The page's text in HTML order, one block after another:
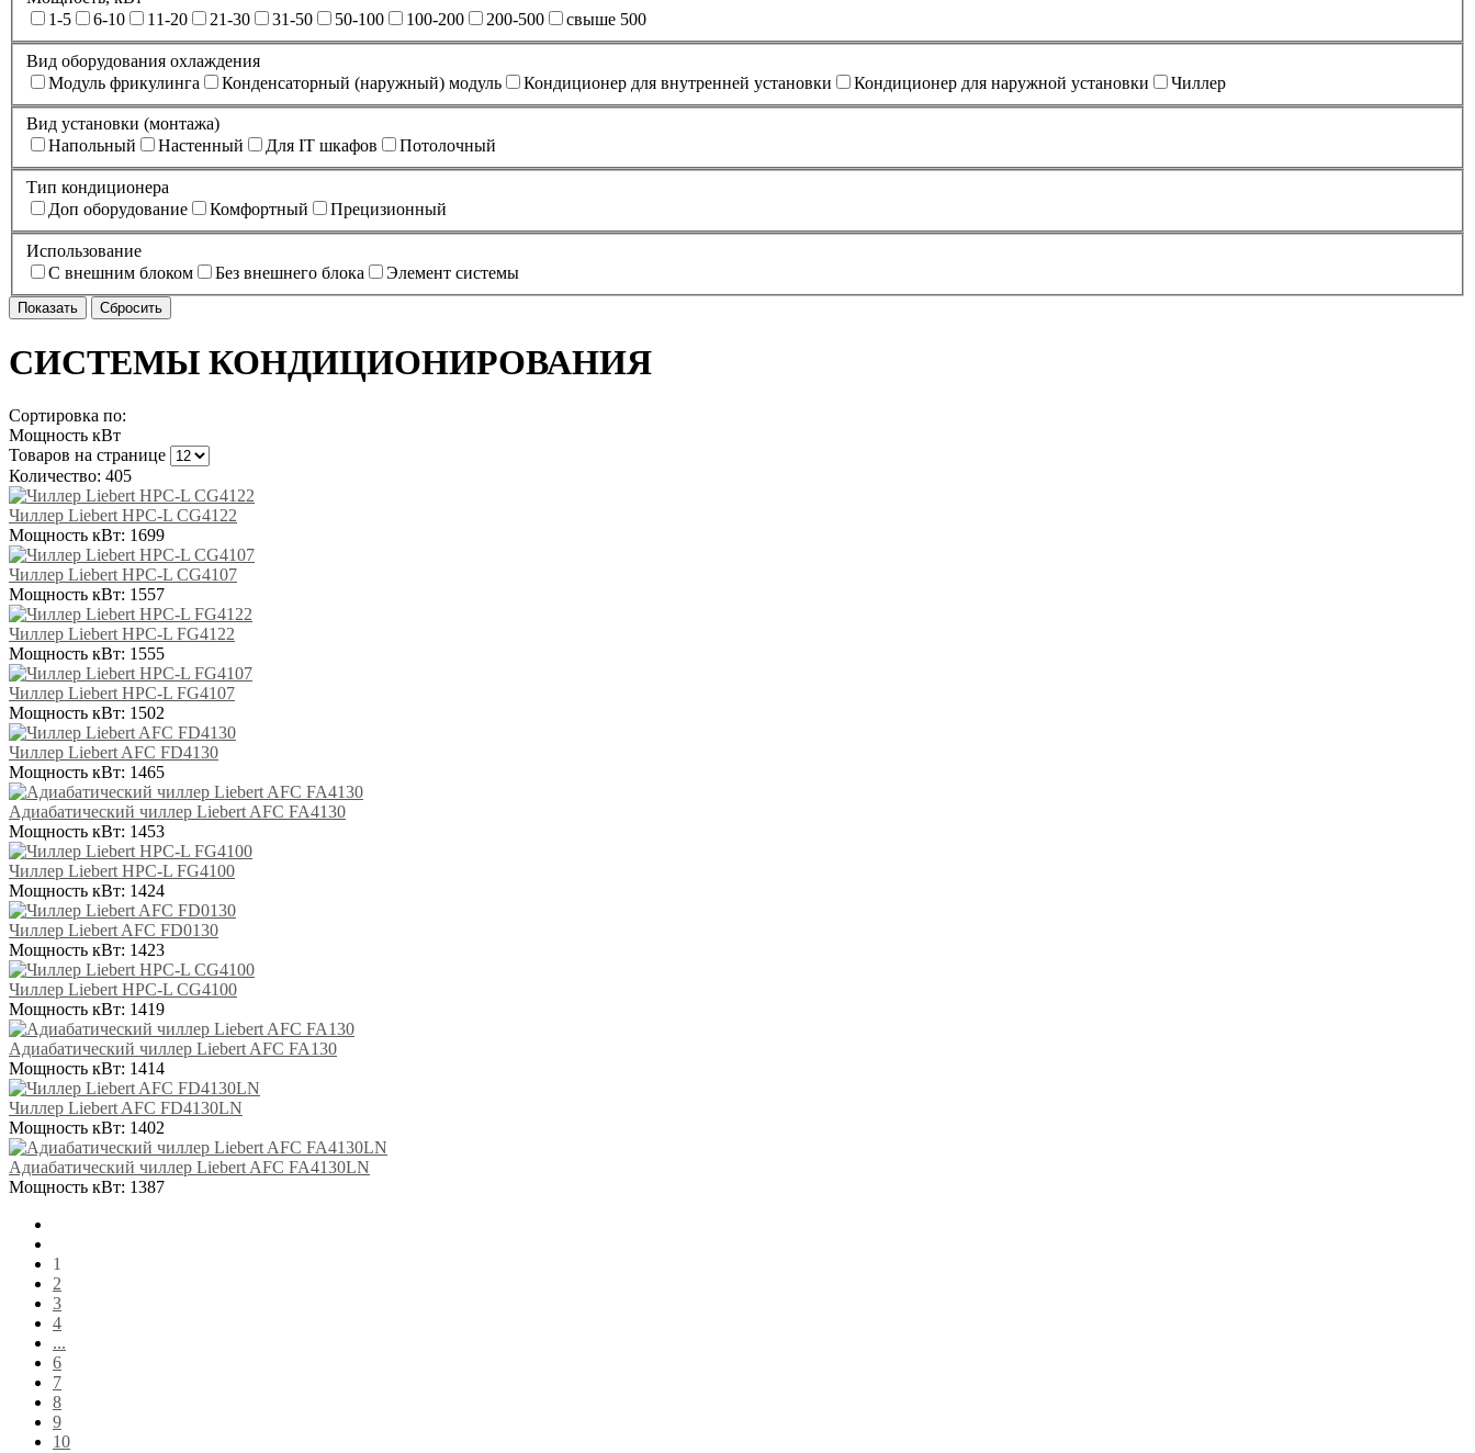
1-5
6-10 11-20 21-30 31-50 50-100 100-200 200-500 свыше 500
Вид оборудования охлаждения
Модуль фрикулинга
Конденсаторный (наружный) модуль Кондиционер для внутренней установки Кондиционер для наружной установки Чиллер
Вид установки (монтажа)
Напольный
Настенный Для IT шкафов Потолочный
Тип кондиционера
Доп оборудование
Комфортный Прецизионный
Использование
С внешним блоком
Без внешнего блока Элемент системы
СИСТЕМЫ КОНДИЦИОНИРОВАНИЯ
Сортировка по:
Мощность кВт
Товаров на странице
Количество: 405
Чиллер Liebert HPC-L CG4122
Мощность кВт: 1699
Чиллер Liebert HPC-L CG4107
Мощность кВт: 1557
Чиллер Liebert HPC-L FG4122
Мощность кВт: 1555
Чиллер Liebert HPC-L FG4107
Мощность кВт: 1502
Чиллер Liebert AFC FD4130
Мощность кВт: 1465
Адиабатический чиллер Liebert AFC FA4130
Мощность кВт: 1453
Чиллер Liebert HPC-L FG4100
Мощность кВт: 1424
Чиллер Liebert AFC FD0130
Мощность кВт: 1423
Чиллер Liebert HPC-L CG4100
Мощность кВт: 1419
Адиабатический чиллер Liebert AFC FA130
Мощность кВт: 1414
Чиллер Liebert AFC FD4130LN
Мощность кВт: 1402
Адиабатический чиллер Liebert AFC FA4130LN
Мощность кВт: 1387
1
2
3
4
...
6
7
8
9
10